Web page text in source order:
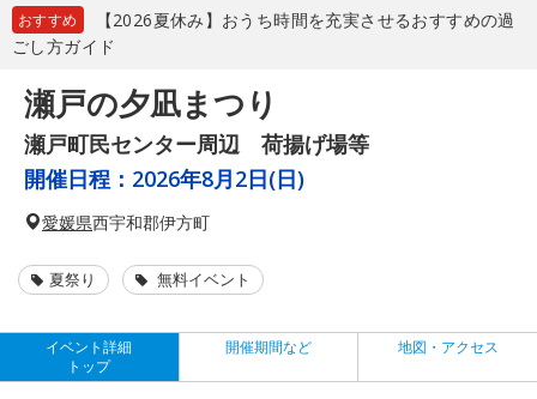
おすすめ
【2026夏休み】おうち時間を充実させるおすすめの過
ごし方ガイド
瀬戸の夕凪まつり
瀬戸町民センター周辺 荷揚げ場等
開催日程： 2026年8月2日(日)
愛媛県西宇和郡伊方町
夏祭り 無料イベント
イベント詳細
トップ
開催期間など 地図・アクセス